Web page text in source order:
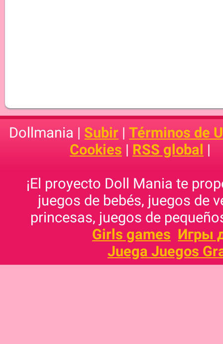
Dollmania | Subir |Términos de
Cookies | RSS global |
¡El proyecto Doll Mania te
juegos de bebés, juegos de
princesas, juegos de
Girls games Игры
Juega Juegos